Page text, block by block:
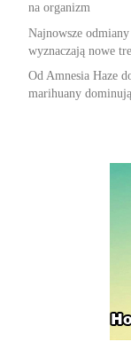
na organizm
Najnowsze
wyznaczają nowe
Od Amnesia Haze
marihuany